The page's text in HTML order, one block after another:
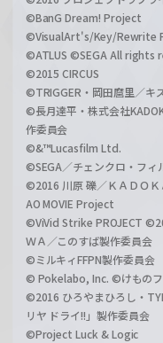
©BanG Dream! Project
©VisualArt's/Key/Rewrite
©ATLUS ©SEGA All rights
©2015 CIRCUS
©TRIGGER・岡田麿里／キ
©長月達平・株式会社
作委員会
©&™Lucasfilm Ltd.
©SEGA／チェンクロ・フィ
©2016 川原 礫／ＫＡＤＯ
AO MOVIE Project
©ViVid Strike PROJECT
ＷＡ／このすば製作委員会
©ミルキィFFPN製作委員会
© Pokelabo, Inc. ©けものフ
©2016 ひろやまひろし・
リヤ ドライ!!」製作委員会
©Project Luck & Logic